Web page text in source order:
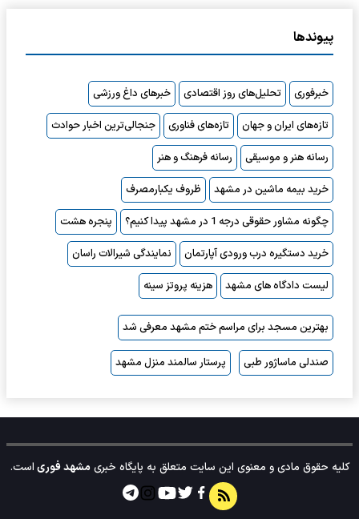
پیوندها
خبرفوری تحلیل‌های روز اقتصادی
خبرهای داغ ورزشی
تازه‌های ایران و جهان
تازه‌های فناوری
جنجالی‌ترین اخبار حوادث
رسانه هنر و موسیقی
رسانه فرهنگ و هنر
خرید بیمه ماشین در مشهد
ظروف یکبارمصرف
چگونه مشاور حقوقی درجه 1 در مشهد پیدا کنیم؟
پنجره هشت
خرید دستگیره درب ورودی آپارتمان
نمایندگی شیرالات راسان
لیست دادگاه های مشهد
هزینه پروتز سینه
بهترین مسجد برای مراسم ختم مشهد معرفی شد
صندلی ماساژور طبی پرستار سالمند منزل مشهد
کلیه حقوق مادی و معنوی این سایت متعلق به پایگاه خبریمشهد فوریاست.